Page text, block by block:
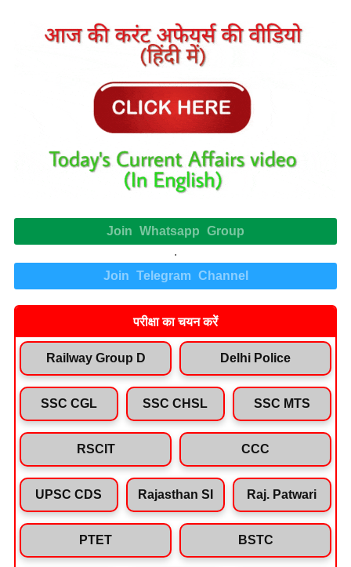
Join Whatsapp Group
.
Join Telegram Channel
परीक्षा का चयन करें
Railway Group D Delhi Police
SSC CGL SSC CHSL SSC MTS
RSCIT CCC
UPSC CDS Rajasthan SI Raj. Patwari
PTET BSTC